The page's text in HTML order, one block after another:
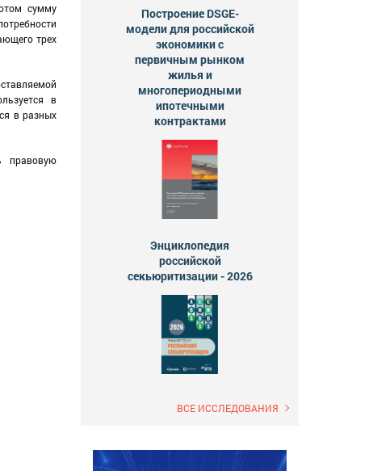
сумму
трех
в
в разных
правовую
Построение DSGE-
модели для российской
экономики с
первичным рынком
жилья и
многопериодными
ипотечными
контрактами
Энциклопедия
российской
секьюритизации - 2026
ВСЕ ИССЛЕДОВАНИЯ